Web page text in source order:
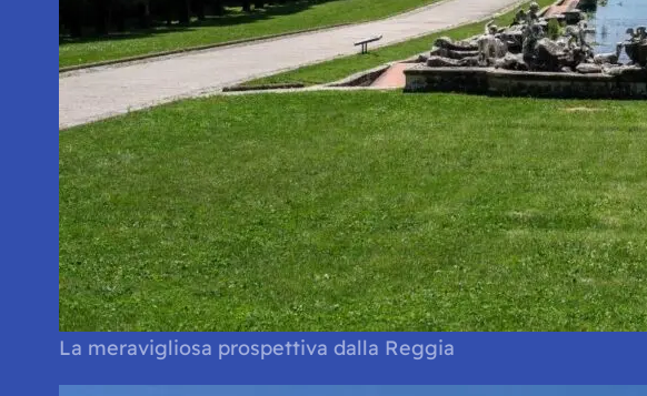
La meravigliosa prospettiva dalla Reggia